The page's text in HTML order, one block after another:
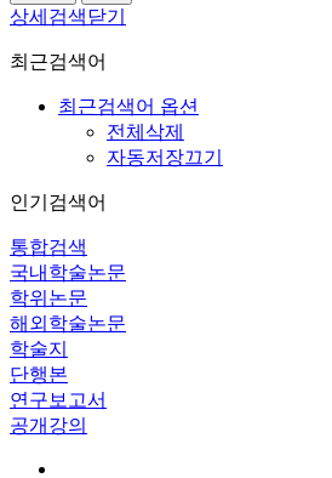
상세검색닫기
최근검색어
최근검색어 옵션
전체삭제
자동저장끄기
인기검색어
통합검색
국내학술논문
학위논문
해외학술논문
학술지
단행본
연구보고서
공개강의